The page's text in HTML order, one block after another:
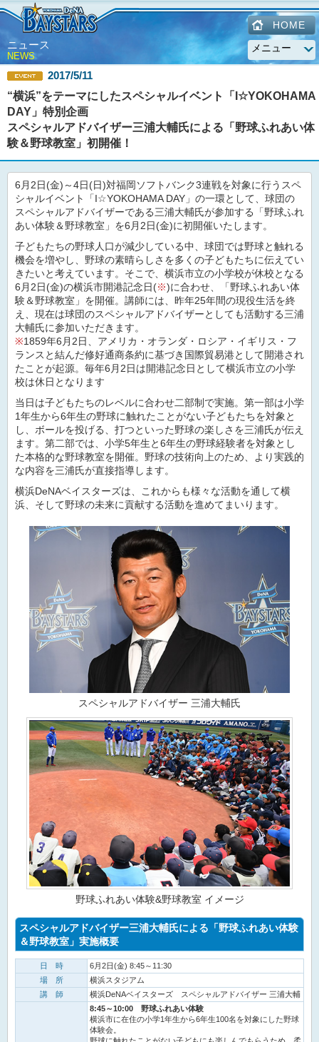
HOME
ニュース
NEWS
2017/5/11
“横浜”をテーマにしたスペシャルイベント「I☆YOKOHAMA
DAY」特別企画
スペシャルアドバイザー三浦大輔氏による「野球ふれあい体
験＆野球教室」初開催！
6月2日(金)～4日(日)対福岡ソフトバンク3連戦を対象に行うスペ
シャルイベント「I☆YOKOHAMA DAY」の一環として、球団の
スペシャルアドバイザーである三浦大輔氏が参加する「野球ふれ
あい体験＆野球教室」を6月2日(金)に初開催いたします。
子どもたちの野球人口が減少している中、球団では野球と触れる
機会を増やし、野球の素晴らしさを多くの子どもたちに伝えてい
きたいと考えています。そこで、横浜市立の小学校が休校となる
6月2日(金)の横浜市開港記念日(※)に合わせ、「野球ふれあい体
験＆野球教室」を開催。講師には、昨年25年間の現役生活を終
え、現在は球団のスペシャルアドバイザーとしても活動する三浦
大輔氏に参加いただきます。
※1859年6月2日、アメリカ・オランダ・ロシア・イギリス・フ
ランスと結んだ修好通商条約に基づき国際貿易港として開港され
たことが起源。毎年6月2日は開港記念日として横浜市立の小学
校は休日となります
当日は子どもたちのレベルに合わせ二部制で実施。第一部は小学
1年生から6年生の野球に触れたことがない子どもたちを対象と
し、ボールを投げる、打つといった野球の楽しさを三浦氏が伝え
ます。第二部では、小学5年生と6年生の野球経験者を対象とし
た本格的な野球教室を開催。野球の技術向上のため、より実践的
な内容を三浦氏が直接指導します。
横浜DeNAベイスターズは、これからも様々な活動を通して横
浜、そして野球の未来に貢献する活動を進めてまいります。
スペシャルアドバイザー 三浦大輔氏
野球ふれあい体験&野球教室 イメージ
スペシャルアドバイザー三浦大輔氏による「野球ふれあい体験
＆野球教室」実施概要
日 時
6月2日(金) 8:45～11:30
場 所
横浜スタジアム
講 師
横浜DeNAベイスターズ スペシャルアドバイザー 三浦大輔
8:45～10:00 野球ふれあい体験
横浜市に在住の小学1年生から6年生100名を対象にした野球
体験会。